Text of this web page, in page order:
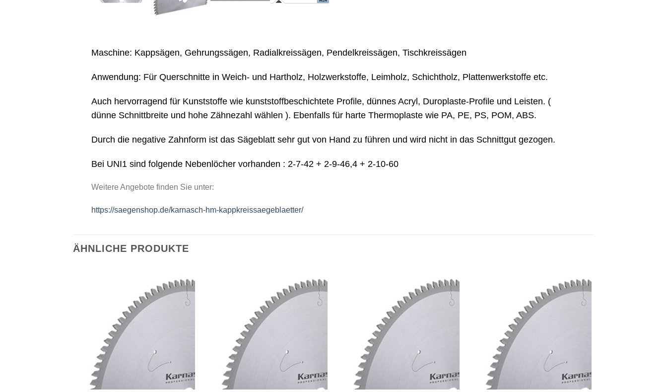
Maschine: Kappsägen, Gehrungssägen, Radialkreissägen, Pendelkreissägen, Tischkreissägen
Anwendung: Für Querschnitte in Weich- und Hartholz, Holzwerkstoffe, Leimholz, Schichtholz, Plattenwerkstoffe etc.
Auch hervorragend für Kunststoffe wie kunststoffbeschichtete Profile, dünnes Acryl, Duroplaste-Profile und Leisten. (
dünne Schnittbreite und hohe Zähnezahl wählen ). Ebenfalls für harte Thermoplaste wie PA, PE, PS, POM, ABS.
Durch die negative Zahnform ist das Sägeblatt sehr gut von Hand zu führen und wird nicht in das Schnittgut gezogen.
Bei UNI1 sind folgende Nebenlöcher vorhanden : 2-7-42 + 2-9-46,4 + 2-10-60
Weitere Angebote finden Sie unter:
https://saegenshop.de/karnasch-hm-kappkreissaegeblaetter/
ÄHNLICHE PRODUKTE